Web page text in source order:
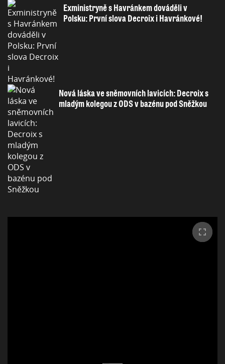
Exministryně s Havránkem dováděli v
Polsku: První slova Decroix i Havránkové!
Nová láska ve sněmovních lavicích: Decroix s
mladým kolegou z ODS v bazénu pod Sněžkou